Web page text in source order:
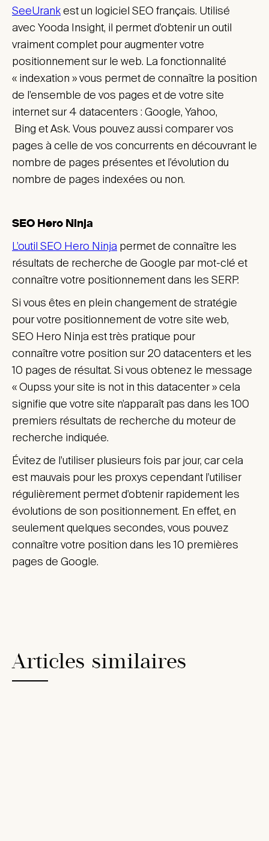
SeeUrankest un logiciel SEO français. Utilisé
avec Yooda Insight, il permet d’obtenir un outil
vraiment complet pour augmenter votre
positionnement sur le web. La fonctionnalité
« indexation » vous permet de connaître la position
de l’ensemble de vos pages et de votre site
internet sur 4 datacenters : Google, Yahoo,
Bing et Ask. Vous pouvez aussi comparer vos
pages à celle de vos concurrents en découvrant le
nombre de pages présentes et l’évolution du
nombre de pages indexées ou non.
SEO Hero Ninja
L’outil SEO Hero Ninja permet de connaître les
résultats de recherche de Google par mot-clé et
connaître votre positionnement dans les SERP.
Si vous êtes en plein changement de stratégie
pour votre positionnement de votre site web,
SEO Hero Ninja est très pratique pour
connaître votre position sur 20 datacenters et les
10 pages de résultat. Si vous obtenez le message
« Oupss your site is not in this datacenter » cela
signifie que votre site n’apparaît pas dans les 100
premiers résultats de recherche du moteur de
recherche indiquée.
Évitez de l’utiliser plusieurs fois par jour, car cela
est mauvais pour les proxys cependant l’utiliser
régulièrement permet d’obtenir rapidement les
évolutions de son positionnement. En effet, en
seulement quelques secondes, vous pouvez
connaître votre position dans les 10 premières
pages de Google.
Articles similaires